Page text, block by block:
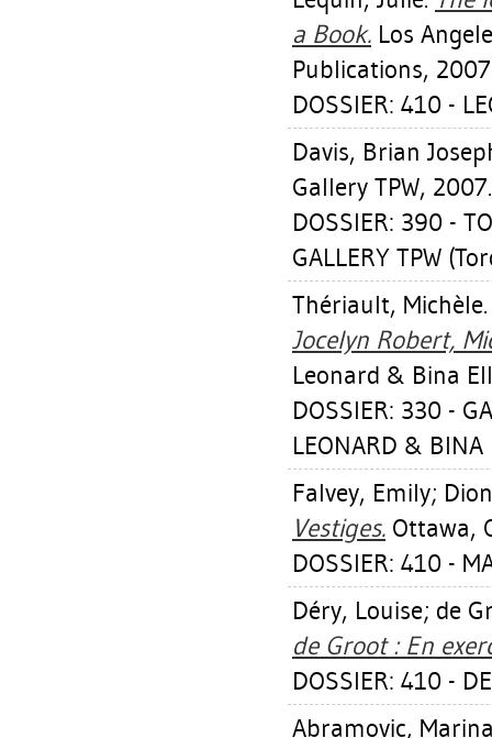
a Book. Los
Publications,
DOSSIER: 410 -
Davis, Brian
Gallery TPW, 2007.
DOSSIER: 390 -
GALLERY TPW
Thériault, Michèle
Jocelyn Robert,
Leonard & Bina
DOSSIER: 330 -
LEONARD & BINA
Falvey, Emily;
Vestiges. Ottawa,
DOSSIER: 410 -
Déry, Louise; de
de Groot : En
DOSSIER: 410 -
Abramovic,